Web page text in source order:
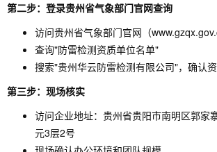
第二步：登录贵州省气象部门官网查询
访问贵州省气象部门官网（
查询"防雷检测资质单位名单"
搜索"贵州华云防雷检测有限公司"，确认
第三步：现场核实
访问企业地址：贵州省贵阳市南明区郭家
元3层2号